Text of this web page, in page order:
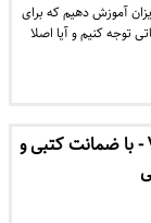
آموزش دهیم که برای
توجه کنیم و آیا اصلا
شرکت سمپاشی ساس VIP - با ضمانت کتبی و